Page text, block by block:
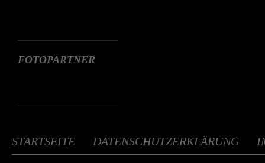
FOTOPARTNER
STARTSEITE DATENSCHUTZERKLÄRUNG